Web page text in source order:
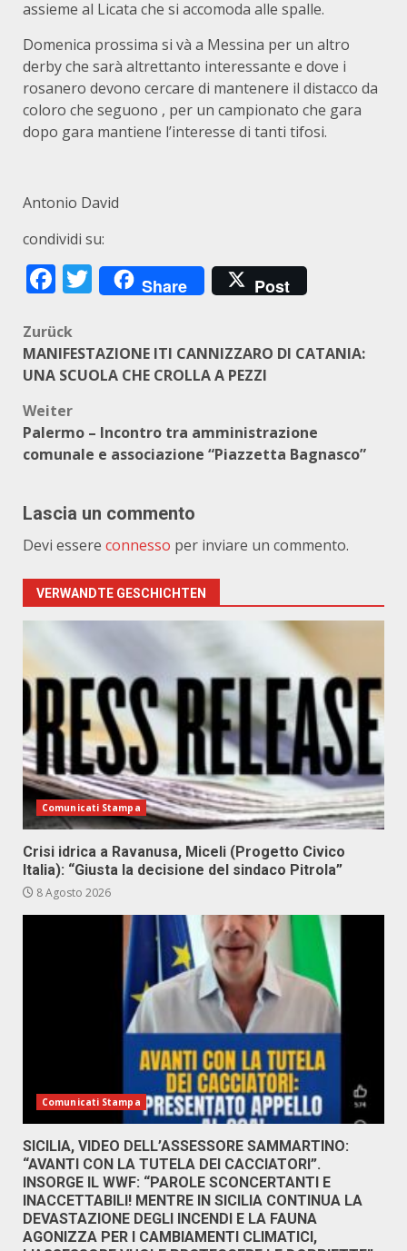
assieme al Licata che si accomoda alle spalle.
Domenica prossima si và a Messina per un altro
derby che sarà altrettanto interessante e dove i
rosanero devono cercare di mantenere il distacco da
coloro che seguono , per un campionato che gara
dopo gara mantiene l’interesse di tanti tifosi.
Antonio David
condividi su:
Facebook
Twitter
Share Post
Beitragsnavigation
Zurück
MANIFESTAZIONE ITI CANNIZZARO DI CATANIA:
UNA SCUOLA CHE CROLLA A PEZZI
Weiter
Palermo – Incontro tra amministrazione
comunale e associazione “Piazzetta Bagnasco”
Lascia un commento
Devi essere connesso per inviare un commento.
VERWANDTE GESCHICHTEN
Comunicati Stampa
Crisi idrica a Ravanusa, Miceli (Progetto Civico
Italia): “Giusta la decisione del sindaco Pitrola”
8 Agosto 2026
Comunicati Stampa
SICILIA, VIDEO DELL’ASSESSORE SAMMARTINO:
“AVANTI CON LA TUTELA DEI CACCIATORI”.
INSORGE IL WWF: “PAROLE SCONCERTANTI E
INACCETTABILI! MENTRE IN SICILIA CONTINUA LA
DEVASTAZIONE DEGLI INCENDI E LA FAUNA
AGONIZZA PER I CAMBIAMENTI CLIMATICI,